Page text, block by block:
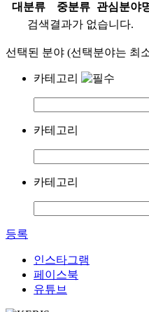
대분류
중분류
관심분야
검색결과가 없습니다.
선택된 분야 (선택분야는 최
카테고리
카테고리
카테고리
등록
인스타그램
페이스북
유튜브